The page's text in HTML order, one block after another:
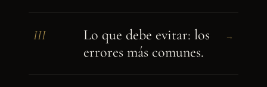
III
Lo que debe evitar: los
errores más comunes.
→